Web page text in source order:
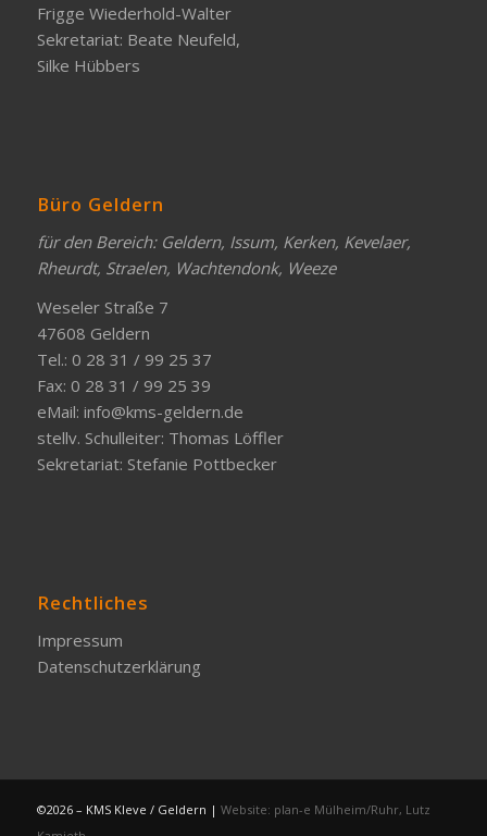
Frigge Wiederhold-Walter
Sekretariat: Beate Neufeld,
Silke Hübbers
Büro Geldern
für den Bereich: Geldern, Issum, Kerken, Kevelaer,
Rheurdt, Straelen, Wachtendonk, Weeze
Weseler Straße 7
47608 Geldern
Tel.: 0 28 31 / 99 25 37
Fax: 0 28 31 / 99 25 39
eMail: info@kms-geldern.de
stellv. Schulleiter: Thomas Löffler
Sekretariat: Stefanie Pottbecker
Rechtliches
Impressum
Datenschutzerklärung
©2026 – KMS Kleve / Geldern | Website: plan-e Mülheim/Ruhr, Lutz